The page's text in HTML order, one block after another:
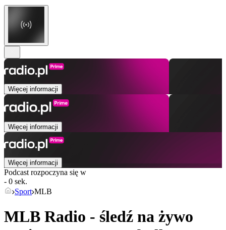
Więcej informacji
Więcej informacji
Więcej informacji
Podcast rozpoczyna się w
- 0 sek.
Sport MLB
MLB Radio - śledź na żywo